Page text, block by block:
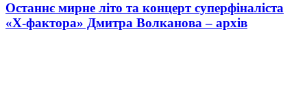
Останнє мирне літо та концерт суперфіналіста
«Х-фактора» Дмитра Волканова – архів